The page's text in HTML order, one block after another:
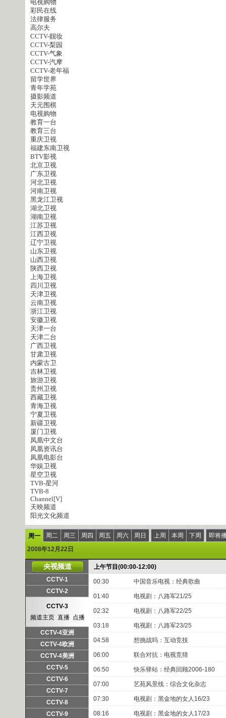
电视购物
彩民在线
法律服务
高尔夫
CCTV-靓妆
CCTV-梨园
CCTV-气象
CCTV-汽摩
CCTV-老年福
留学世界
青年学苑
摄影频道
天元围棋
电视购物
教育一台
教育三台
重庆卫视
福建东南卫视
BTV影视
北京卫视
广东卫视
河北卫视
河南卫视
黑龙江卫视
湖北卫视
湖南卫视
江苏卫视
江西卫视
辽宁卫视
山东卫视
山西卫视
陕西卫视
上海卫视
四川卫视
天津卫视
云南卫视
浙江卫视
安徽卫视
天津一台
天津二台
广西卫视
甘肃卫视
内蒙古卫
吉林卫视
旅游卫视
贵州卫视
西藏卫视
青海卫视
宁夏卫视
新疆卫视
厦门卫视
凤凰中文台
凤凰资讯台
凤凰电影台
华娱卫视
星空卫视
TVB-星河
TVB-8
Channel[V]
天映频道
阳光文化频道
周一 周二 周三 周四 周五 周六 周日 上周 本周 下周
即将
2008年12月22日
央视频道
CCTV-1
频道主页 直播
CCTV-2
CCTV-3
频道主页 直播 点播
CCTV-4亚洲
频道主页 直播 点播
CCTV-4欧洲
频道主页 直播 点播
CCTV-4美洲
频道主页 直播
CCTV-5
频道主页 直播
CCTV-6
频道主页 直播
CCTV-7
频道主页 直播
CCTV-8
频道主页 直播
CCTV-9
上午节目(00:00-12:00)
00:30 中国音乐电视：经典歌曲
01:40 电视剧：八路军21/25
02:32 电视剧：八路军22/25
03:18 电视剧：八路军23/25
04:58 想挑战吗：互动竞技
06:00 联合对抗：电视竞猜
06:50 快乐驿站：经典回顾2006-180
07:00 艺苑风景线：综合文化杂志
07:30 电视剧：黑金地的女人16/23
08:16 电视剧：黑金地的女人17/23